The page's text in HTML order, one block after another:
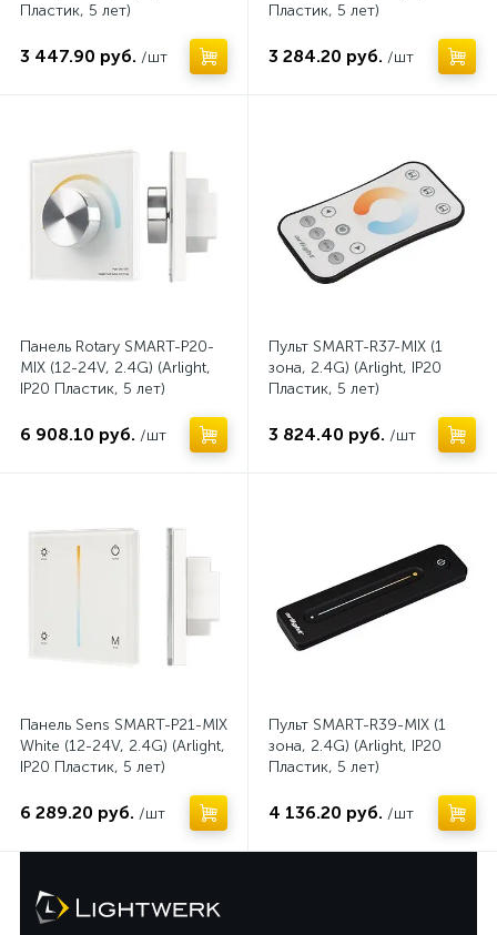
Пластик, 5 лет)
3 447.90 руб. /шт
Пластик, 5 лет)
3 284.20 руб. /шт
Панель Rotary SMART-P20-
MIX (12-24V, 2.4G) (Arlight,
IP20 Пластик, 5 лет)
6 908.10 руб. /шт
Пульт SMART-R37-MIX (1
зона, 2.4G) (Arlight, IP20
Пластик, 5 лет)
3 824.40 руб. /шт
Панель Sens SMART-P21-MIX
White (12-24V, 2.4G) (Arlight,
IP20 Пластик, 5 лет)
6 289.20 руб. /шт
Пульт SMART-R39-MIX (1
зона, 2.4G) (Arlight, IP20
Пластик, 5 лет)
4 136.20 руб. /шт